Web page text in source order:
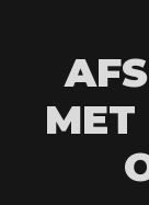
MET